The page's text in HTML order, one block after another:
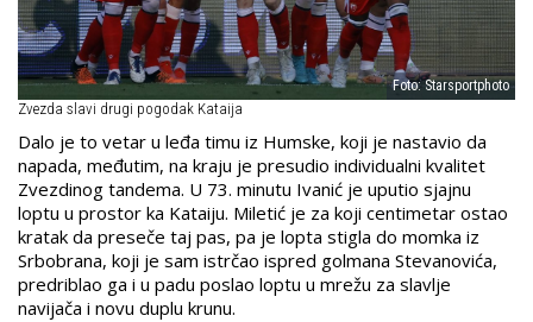
Foto: Starsportphoto
Zvezda slavi drugi pogodak Kataija
Dalo je to vetar u leđa timu iz Humske, koji je nastavio da
napada, međutim, na kraju je presudio individualni kvalitet
Zvezdinog tandema. U 73. minutu Ivanić je uputio sjajnu
loptu u prostor ka Kataiju. Miletić je za koji centimetar ostao
kratak da preseče taj pas, pa je lopta stigla do momka iz
Srbobrana, koji je sam istrčao ispred golmana Stevanovića,
predriblao ga i u padu poslao loptu u mrežu za slavlje
navijača i novu duplu krunu.